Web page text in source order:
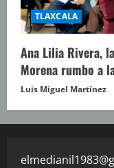
TLAXCALA
Ana Lilia Rivera,
Morena rumbo a
Luis Miguel Martínez